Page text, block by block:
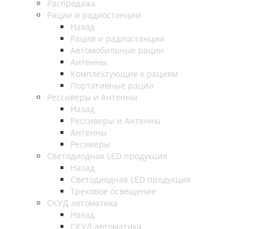
Распродажа
Рации и радиостанции
Назад
Рации и радиостанции
Автомобильные рации
Антенны
Комплектующие к рациям
Портативные рации
Рессиверы и Антенны
Назад
Рессиверы и Антенны
Антенны
Ресиверы
Светодиодная LED продукция
Назад
Светодиодная LED продукция
Трековое освещение
СКУД автоматика
Назад
СКУД автоматика